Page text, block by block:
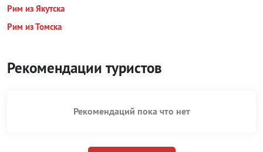
Рим из Якутска
Рим из Томска
Рекомендации туристов
Рекомендаций пока что нет